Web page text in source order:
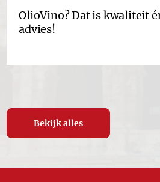
OlioVino? Dat is kwaliteit
advies!
Bekijk alles